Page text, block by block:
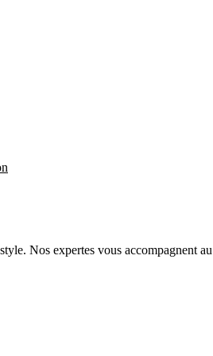
Nos expertes vous accompagnent